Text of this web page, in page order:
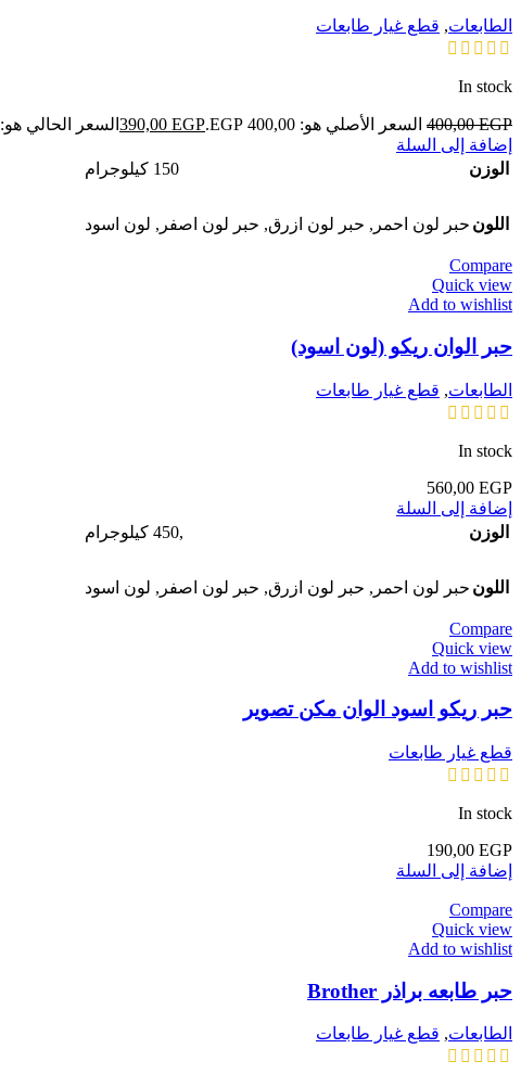
الطابعات, قطع غيار طابعات
In stock
400,00EGP السعر الأصلي هو: 400,00 EGP. 390,00 EGP
السعر الحالي هو: 390,00 EGP.
إضافة إلى السلة
الوزن
150 كيلوجرام
اللون حبر لون احمر , حبر لون ازرق, حبر لون اصفر , لون اسود
Compare
Quick view
Add to wishlist
حبر الوان ريكو (لون اسود)
الطابعات, قطع غيار طابعات
In stock
560,00 EGP
إضافة إلى السلة
الوزن
,450 كيلوجرام
اللون حبر لون احمر , حبر لون ازرق, حبر لون اصفر , لون اسود
Compare
Quick view
Add to wishlist
حبر ريكو اسود الوان مكن تصوير
قطع غيار طابعات
In stock
190,00 EGP
إضافة إلى السلة
Compare
Quick view
Add to wishlist
حبر طابعه براذر Brother
الطابعات, قطع غيار طابعات